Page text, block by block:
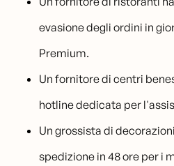
evasione degli ordini in
Premium.
Un fornitore di centri
hotline dedicata per
Un grossista di
spedizione in 48 ore per i